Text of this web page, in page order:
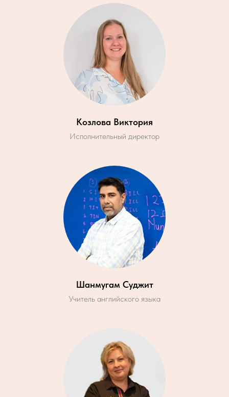
Козлова Виктория
Исполнительный директор
Шанмугам Суджит
Учитель английского языка